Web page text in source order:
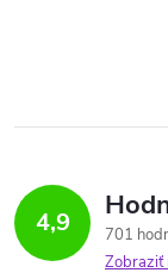
4,9
701
Zobraziť